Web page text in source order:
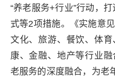
“养老服务+行业”行动，
式等2项措施。《实施意
文化、旅游、餐饮、体
康、金融、地产等行业
老服务的深度融合，为老